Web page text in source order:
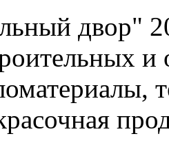
двор"
и